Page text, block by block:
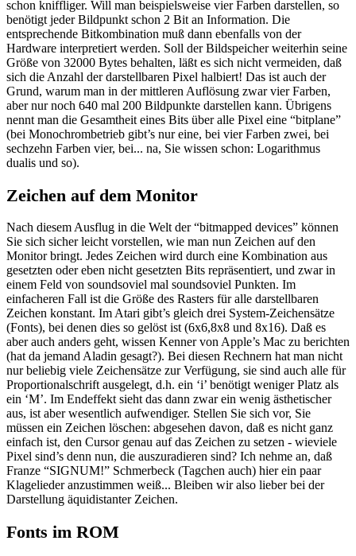
schon kniffliger. Will man beispielsweise vier Farben darstellen, so
benötigt jeder Bildpunkt schon 2 Bit an Information. Die
entsprechende Bitkombination muß dann ebenfalls von der
Hardware interpretiert werden. Soll der Bildspeicher weiterhin seine
Größe von 32000 Bytes behalten, läßt es sich nicht vermeiden, daß
sich die Anzahl der darstellbaren Pixel halbiert! Das ist auch der
Grund, warum man in der mittleren Auflösung zwar vier Farben,
aber nur noch 640 mal 200 Bildpunkte darstellen kann. Übrigens
nennt man die Gesamtheit eines Bits über alle Pixel eine “bitplane”
(bei Monochrombetrieb gibt’s nur eine, bei vier Farben zwei, bei
sechzehn Farben vier, bei... na, Sie wissen schon: Logarithmus
dualis und so).
Zeichen auf dem Monitor
Nach diesem Ausflug in die Welt der “bitmapped devices” können
Sie sich sicher leicht vorstellen, wie man nun Zeichen auf den
Monitor bringt. Jedes Zeichen wird durch eine Kombination aus
gesetzten oder eben nicht gesetzten Bits repräsentiert, und zwar in
einem Feld von soundsoviel mal soundsoviel Punkten. Im
einfacheren Fall ist die Größe des Rasters für alle darstellbaren
Zeichen konstant. Im Atari gibt’s gleich drei System-Zeichensätze
(Fonts), bei denen dies so gelöst ist (6x6,8x8 und 8x16). Daß es
aber auch anders geht, wissen Kenner von Apple’s Mac zu berichten
(hat da jemand Aladin gesagt?). Bei diesen Rechnern hat man nicht
nur beliebig viele Zeichensätze zur Verfügung, sie sind auch alle für
Proportionalschrift ausgelegt, d.h. ein ‘i’ benötigt weniger Platz als
ein ‘M’. Im Endeffekt sieht das dann zwar ein wenig ästhetischer
aus, ist aber wesentlich aufwendiger. Stellen Sie sich vor, Sie
müssen ein Zeichen löschen: abgesehen davon, daß es nicht ganz
einfach ist, den Cursor genau auf das Zeichen zu setzen - wieviele
Pixel sind’s denn nun, die auszuradieren sind? Ich nehme an, daß
Franze “SIGNUM!” Schmerbeck (Tagchen auch) hier ein paar
Klagelieder anzustimmen weiß... Bleiben wir also lieber bei der
Darstellung äquidistanter Zeichen.
Fonts im ROM